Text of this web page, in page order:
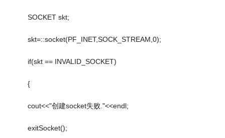
SOCKET skt;
skt=::socket(PF_INET,SOCK_STREAM,0);
if(skt == INVALID_SOCKET)
{
cout<<"创建socket失败."<<endl;
exitSocket();